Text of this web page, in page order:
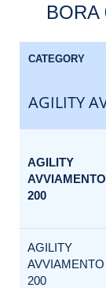
BORA
CATEGORY
AGILITY
AGILITY
AVVIAMENTO
200
AGILITY
AVVIAMENTO
200